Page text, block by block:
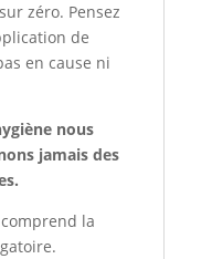
zéro. Pensez
de
en cause ni
nous
jamais des
la